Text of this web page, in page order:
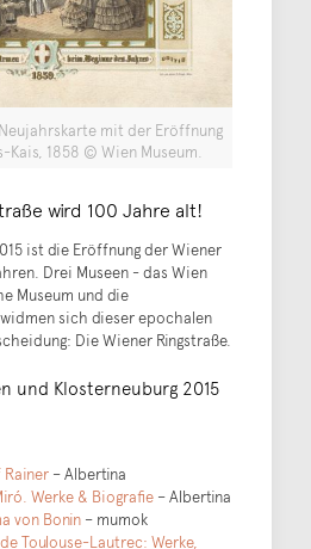
mit der Eröffnung
Kais, 1858 © Wien Museum.
wird 100 Jahre alt!
ist die Eröffnung der Wiener
Drei Museen - das Wien
Museum und die
sich dieser epochalen
Die Wiener Ringstraße.
und Klosterneuburg 2015
– Albertina
Werke & Biografie– Albertina
von Bonin– mumok
Toulouse-Lautrec: Werke,